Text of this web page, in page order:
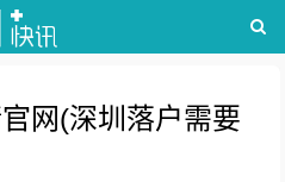
网(深圳落户需要